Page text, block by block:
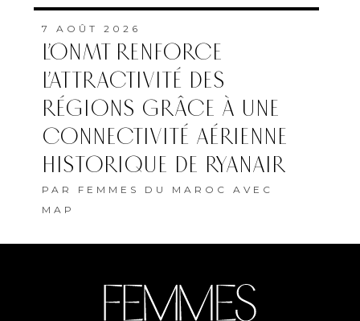
7 AOÛT 2026
L’ONMT RENFORCE
L’ATTRACTIVITÉ DES
RÉGIONS GRÂCE À UNE
CONNECTIVITÉ AÉRIENNE
HISTORIQUE DE RYANAIR
PAR FEMMES DU MAROC AVEC
MAP